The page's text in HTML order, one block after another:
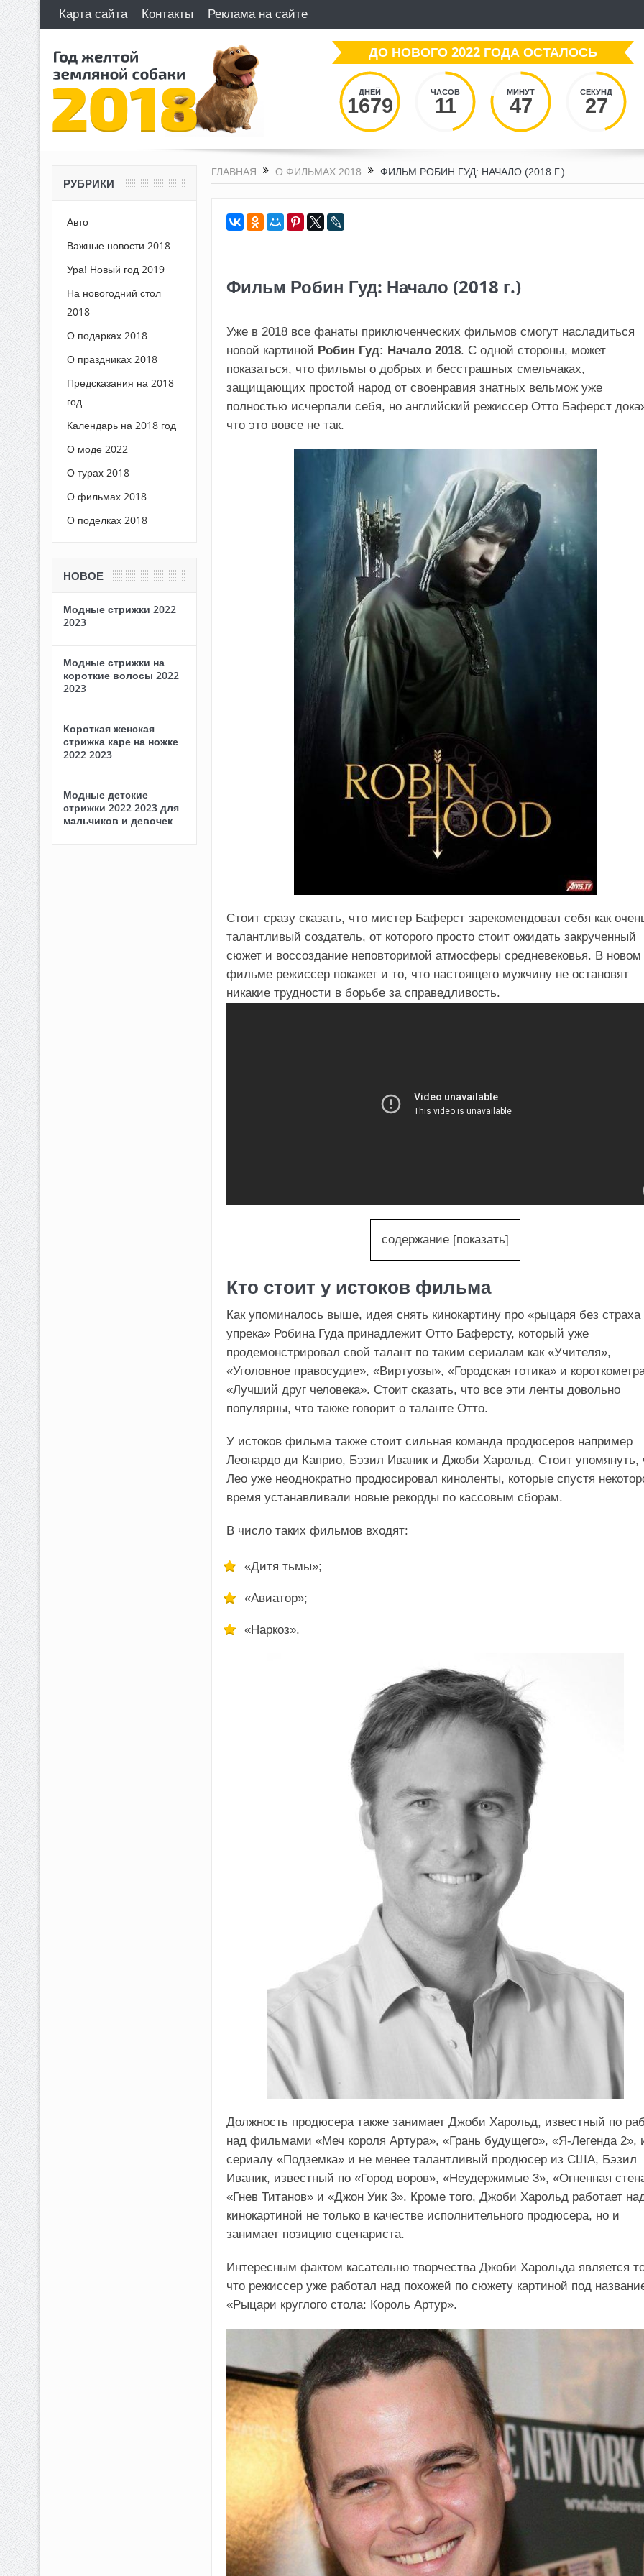
Карта сайта Контакты Реклама на сайте
ДО НОВОГО 2022 ГОДА ОСТАЛОСЬ
ДНЕЙ
1679
ЧАСОВ
11
МИНУТ
47
СЕКУНД
28
ГЛАВНАЯ О ФИЛЬМАХ 2018 ФИЛЬМ РОБИН ГУД: НАЧАЛО (2018 Г.)
Фильм Робин Гуд: Начало (2018 г.)
Уже в 2018 все фанаты приключенческих фильмов смогут насладиться
новой картиной Робин Гуд: Начало 2018. С одной стороны, может
показаться, что фильмы о добрых и бесстрашных смельчаках,
защищающих простой народ от своенравия знатных вельмож уже
полностью исчерпали себя, но английский режиссер Отто Баферст
что это вовсе не так.
Стоит сразу сказать, что мистер Баферст зарекомендовал себя как
талантливый создатель, от которого просто стоит ожидать закрученный
сюжет и воссоздание неповторимой атмосферы средневековья. В новом
фильме режиссер покажет и то, что настоящего мужчину не остановят
никакие трудности в борьбе за справедливость.
содержание [показать]
Кто стоит у истоков фильма
Как упоминалось выше, идея снять кинокартину про «рыцаря без страха
упрека» Робина Гуда принадлежит Отто Баферсту, который уже
продемонстрировал свой талант по таким сериалам как «Учителя»,
«Уголовное правосудие», «Виртуозы», «Городская готика» и
«Лучший друг человека». Стоит сказать, что все эти ленты довольно
популярны, что также говорит о таланте Отто.
У истоков фильма также стоит сильная команда продюсеров например
Леонардо ди Каприо, Бэзил Иваник и Джоби Харольд. Стоит упомянуть,
Лео уже неоднократно продюсировал киноленты, которые спустя
время устанавливали новые рекорды по кассовым сборам.
В число таких фильмов входят:
«Дитя тьмы»;
«Авиатор»;
«Наркоз».
Должность продюсера также занимает Джоби Харольд, известный по
над фильмами «Меч короля Артура», «Грань будущего», «Я-Легенда 2»,
сериалу «Подземка» и не менее талантливый продюсер из США, Бэзил
Иваник, известный по «Город воров», «Неудержимые 3», «Огненная
«Гнев Титанов» и «Джон Уик 3». Кроме того, Джоби Харольд работает
кинокартиной не только в качестве исполнительного продюсера, но и
занимает позицию сценариста.
Интересным фактом касательно творчества Джоби Харольда является
что режиссер уже работал над похожей по сюжету картиной под
«Рыцари круглого стола: Король Артур».
РУБРИКИ
Авто
Важные новости 2018
Ура! Новый год 2019
На новогодний стол
2018
О подарках 2018
О праздниках 2018
Предсказания на 2018
год
Календарь на 2018 год
О моде 2022
О турах 2018
О фильмах 2018
О поделках 2018
НОВОЕ
Модные стрижки 2022
2023
Модные стрижки на
короткие волосы 2022
2023
Короткая женская
стрижка каре на ножке
2022 2023
Модные детские
стрижки 2022 2023 для
мальчиков и девочек